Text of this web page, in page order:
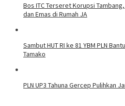
Bos ITC Terseret Korupsi
dan Emas di Rumah JA
Sambut HUT RI ke 81 YBM PLN
Tamako
PLN UP3 Tahuna Gercep Pulihkan